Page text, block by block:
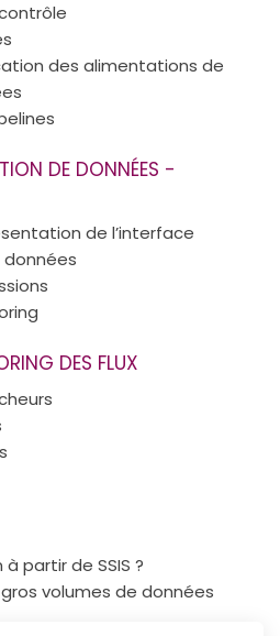
des alimentations de
DE DONNÉES -
de l’interface
DES FLUX
partir de SSIS ?
volumes de données